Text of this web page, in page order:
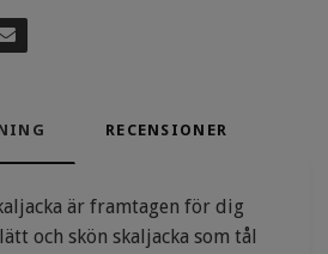
RECENSIONER
är framtagen för dig
och skön skaljacka som tål